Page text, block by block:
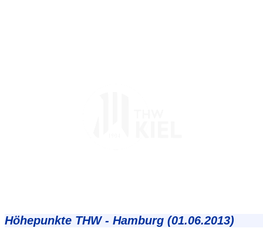
Höhepunkte THW - Hamburg (01.06.2013)